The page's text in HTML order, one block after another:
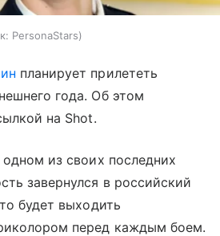
PersonaStars
планирует прилететь
года. Об этом
на Shot.
из своих последних
завернулся в российский
будет выходить
перед каждым боем.